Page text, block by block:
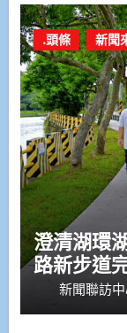
.頭條 新聞
澄清湖環
路新步道
新聞聯訪